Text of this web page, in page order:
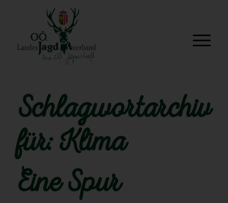
Schlagwortarchiv
für: Klima
Eine Spur